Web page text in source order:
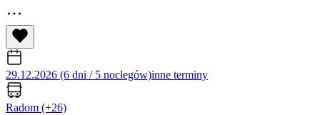
29.12.2026 (6 dni / 5 noclegów)inne terminy
Radom (+26)